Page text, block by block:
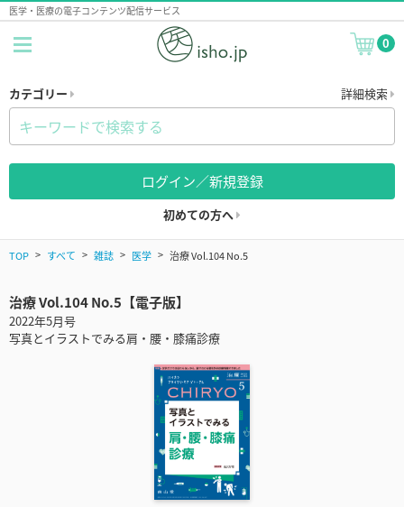
医学・医療の電子コンテンツ配信サービス
0
カテゴリー 詳細検索
ログイン／新規登録
初めての方へ
TOP すべて 雑誌 医学 治療 Vol.104 No.5
治療 Vol.104 No.5【電子版】
2022年5月号
写真とイラストでみる肩・腰・膝痛診療